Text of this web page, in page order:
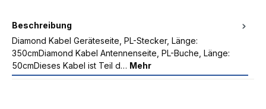
Beschreibung
Diamond Kabel Geräteseite, PL-Stecker, Länge:
350cmDiamond Kabel Antennenseite, PL-Buche, Länge:
50cmDieses Kabel ist Teil d… Mehr